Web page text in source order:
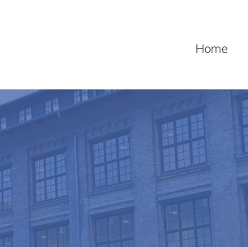
Home